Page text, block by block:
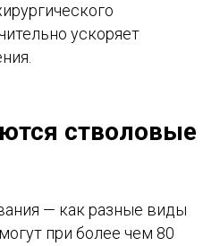
ускоряет
стволовые
— как разные виды
при более чем 80